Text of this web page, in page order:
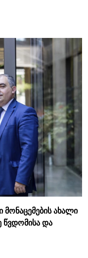
მონაცემების ახალი
წვდომისა და